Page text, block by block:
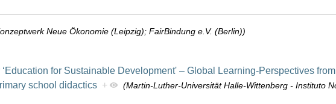
Neue Ökonomie (Leipzig); FairBindung e.V. (Berlin))
for Sustainable Development' – Global Learning-Perspectives
school didactics +
(Martin-Luther-Universität Halle-Wittenberg - Instituto